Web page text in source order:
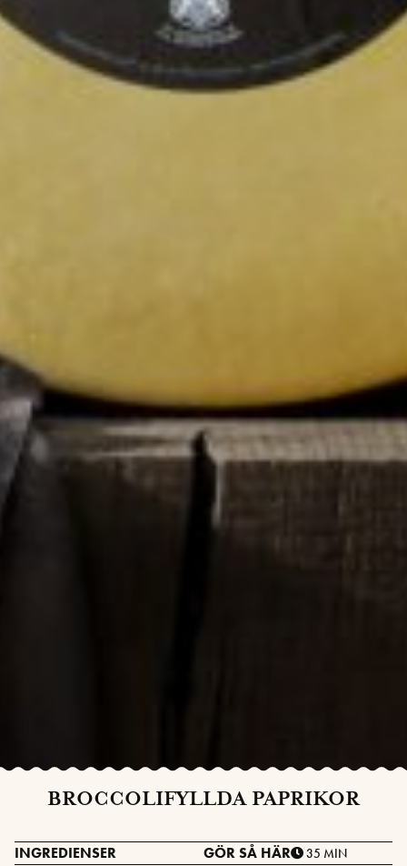
BROCCOLIFYLLDA PAPRIKOR
INGREDIENSER GÖR SÅ HÄR 35 MIN